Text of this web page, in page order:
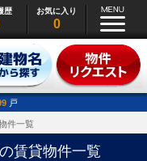
歴 お気に入り
0
戸
件一覧
賃貸物件一覧